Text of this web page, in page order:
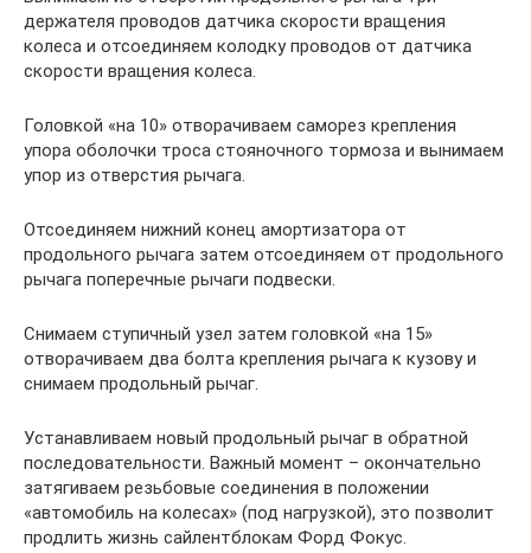
держателя проводов датчика скорости вращения
колеса и отсоединяем колодку проводов от датчика
скорости вращения колеса.
Головкой «на 10» отворачиваем саморез крепления
упора оболочки троса стояночного тормоза и вынимаем
упор из отверстия рычага.
Отсоединяем нижний конец амортизатора от
продольного рычага затем отсоединяем от продольного
рычага поперечные рычаги подвески.
Снимаем ступичный узел затем головкой «на 15»
отворачиваем два болта крепления рычага к кузову и
снимаем продольный рычаг.
Устанавливаем новый продольный рычаг в обратной
последовательности. Важный момент – окончательно
затягиваем резьбовые соединения в положении
«автомобиль на колесах» (под нагрузкой), это позволит
продлить жизнь сайлентблокам Форд Фокус.